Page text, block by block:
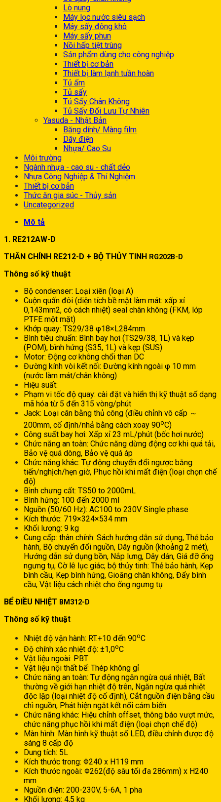
Lò nung
Máy lọc nước siêu sạch
Máy sấy đông khô
Máy sấy phun
Nồi hấp tiệt trùng
Sản phẩm dùng cho công nghiệp
Thiết bị cơ bản
Thiết bị làm lạnh tuần hoàn
Tủ ấm
Tủ sấy
Tủ Sấy Chân Không
Tủ Sấy Đối Lưu Tự Nhiên
Yasuda - Nhật Bản
Băng dính/ Màng film
Dây điện
Nhựa/ Cao Su
Môi trường
Ngành nhựa - cao su - chất dẻo
Nhựa Công Nghiệp & Thí Nghiệm
Thiết bị cơ bản
Thức ăn gia súc - Thủy sản
Uncategorized
Mô tả
1. RE212AW-D
THÂN CHÍNH RE212-D + BỘ THỦY TINH RG202B-D
Thông số kỹ thuật
Bộ condenser: Loại xiên (loại A)
Cuộn quấn đôi (diện tích bề mặt làm mát: xấp xỉ
0,143mm2, có cách nhiệt) seal chân không (FKM, lớp
PTFE một mặt)
Khớp quay: TS29/38 φ18×L284mm
Bình tiêu chuẩn: Bình bay hơi (TS29/38, 1L) và kẹp
(POM), bình hứng (S35, 1L) và kẹp (SUS)
Motor: Động cơ không chổi than DC
Đường kính vòi kết nối: Đường kính ngoài φ 10 mm
(nước làm mát/chân không)
Hiệu suất:
Phạm vi tốc độ quay: cài đặt và hiển thị kỹ thuật số dạng
mã hóa từ 5 đến 315 vòng/phút
Jack: Loại cân bằng thủ công (điều chỉnh vô cấp ～
200mm, cố định/nhả bằng cách xoay 90oC)
Công suất bay hơi: Xấp xỉ 23 mL/phút (bốc hơi nước)
Chức năng an toàn: Chức năng dừng động cơ khi quá tải,
Bảo vệ quá dòng, Bảo vệ quá áp
Chức năng khác: Tự động chuyển đổi ngược bằng
tiến/nghịch/hẹn giờ, Phục hồi khi mất điện (loại chọn chế
độ)
Bình chưng cất: TS50 to 2000mL
Bình hứng: 100 đến 2000 ml
Nguồn (50/60 Hz): AC100 to 230V Single phase
Kích thước: 719×324×534 mm
Khối lượng: 9 kg
Cung cấp: thân chính: Sách hướng dẫn sử dụng, Thẻ bảo
hành, Bộ chuyển đổi nguồn, Dây nguồn (khoảng 2 mét),
Hướng dẫn sử dụng bồn, Nắp lưng, Dây dán, Giá đỡ ống
ngưng tụ, Cờ lê lục giác; bộ thủy tinh: Thẻ bảo hành, Kẹp
bình cầu, Kẹp bình hứng, Gioăng chân không, Đẩy bình
cầu, Vật liệu cách nhiệt cho ống ngưng tụ
BỂ ĐIỀU NHIỆT BM312-D
Thông số kỹ thuật
Nhiệt độ vận hành: RT.+10 đến 90oC
Độ chính xác nhiệt độ: ±1,0oC
Vật liệu ngoài: PBT
Vật liệu nội thất bể: Thép không gỉ
Chức năng an toàn: Tự động ngăn ngừa quá nhiệt, Bất
thường về giới hạn nhiệt độ trên, Ngăn ngừa quá nhiệt
độc lập (loại nhiệt độ cố định), Cắt nguồn điện bằng cầu
chì nguồn, Phát hiện ngắt kết nối cảm biến.
Chức năng khác: Hiệu chỉnh offset, thông báo vượt mức,
chức năng phục hồi khi mất điện (loại chọn chế độ)
Màn hình: Màn hình kỹ thuật số LED, điều chỉnh được độ
sáng 8 cấp độ
Dung tích: 5L
Kích thước trong: Φ240 x H119 mm
Kích thước ngoài: Φ262(độ sâu tối đa 286mm) x H240
mm
Nguồn điện: 200-230V, 5-6A, 1 pha
Khối lượng: 4,5 kg